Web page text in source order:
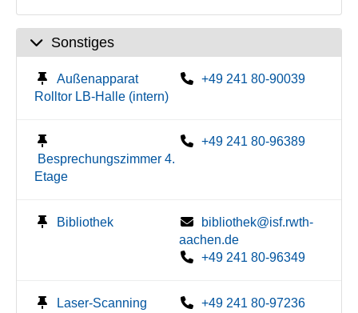
Sonstiges
Außenapparat
Rolltor LB-Halle (intern)
+49 241 80-90039
Besprechungszimmer 4.
Etage
+49 241 80-96389
Bibliothek
bibliothek@isf.rwth-
aachen.de
+49 241 80-96349
Laser-Scanning +49 241 80-97236